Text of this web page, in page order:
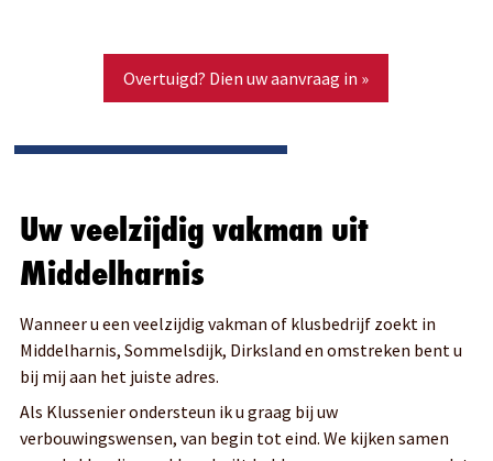
Overtuigd? Dien uw aanvraag in »
Uw veelzijdig vakman uit
Middelharnis
Wanneer u een veelzijdig vakman of klusbedrijf zoekt in
Middelharnis, Sommelsdijk, Dirksland en omstreken bent u
bij mij aan het juiste adres.
Als Klussenier ondersteun ik u graag bij uw
verbouwingswensen, van begin tot eind. We kijken samen